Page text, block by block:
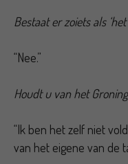
Bestaat er zoiets als ‘het
“Nee.”
Houdt u van het
“Ik ben het zelf niet
van het eigene van de